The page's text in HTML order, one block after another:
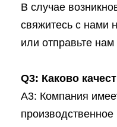
В случае
свяжитесь с нами
или отправьте
Q3: Каково
A3: Компания